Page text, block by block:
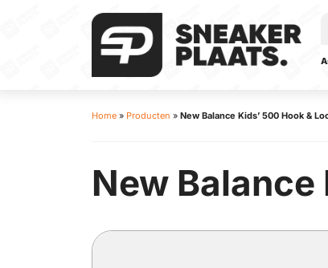
Home » Producten » New Balance Kids’ 500 Hook &
New